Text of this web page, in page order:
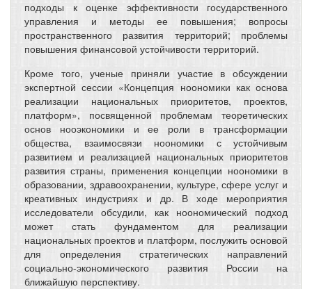
подходы к оценке эффективности государственного
управления и методы ее повышения; вопросы
пространственного развития территорий; проблемы
повышения финансовой устойчивости территорий.
Кроме того, ученые приняли участие в обсуждении
экспертной сессии «Концепция ноономики как основа
реализации национальных приоритетов, проектов,
платформ», посвященной проблемам теоретических
основ нооэкономики и ее роли в трансформации
общества, взаимосвязи ноономики с устойчивым
развитием и реализацией национальных приоритетов
развития страны, применения концепции ноономики в
образовании, здравоохранении, культуре, сфере услуг и
креативных индустриях и др. В ходе мероприятия
исследователи обсудили, как ноономический подход
может стать фундаментом для реализации
национальных проектов и платформ, послужить основой
для определения стратегических направлений
социально-экономического развития России на
ближайшую перспективу.